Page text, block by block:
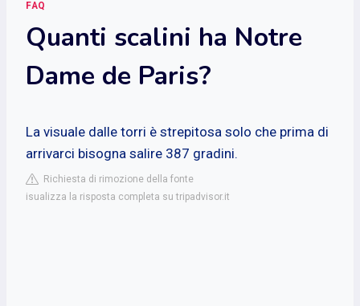
FAQ
Quanti scalini ha Notre
Dame de Paris?
La visuale dalle torri è strepitosa solo che prima di
arrivarci bisogna salire 387 gradini.
Richiesta di rimozione della fonte
isualizza la risposta completa su tripadvisor.it